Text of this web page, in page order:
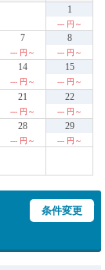
1
--- 円～
7
--- 円～
8
--- 円～
14
--- 円～
15
--- 円～
21
--- 円～
22
--- 円～
28
--- 円～
29
--- 円～
条件変更